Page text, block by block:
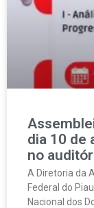
dia 10 de
no
A Diretoria da
Federal do
Nacional dos